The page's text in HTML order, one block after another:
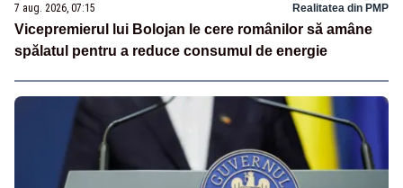
7 aug. 2026, 07:15 Realitatea din PMP
Vicepremierul lui Bolojan le cere românilor să amâne
spălatul pentru a reduce consumul de energie